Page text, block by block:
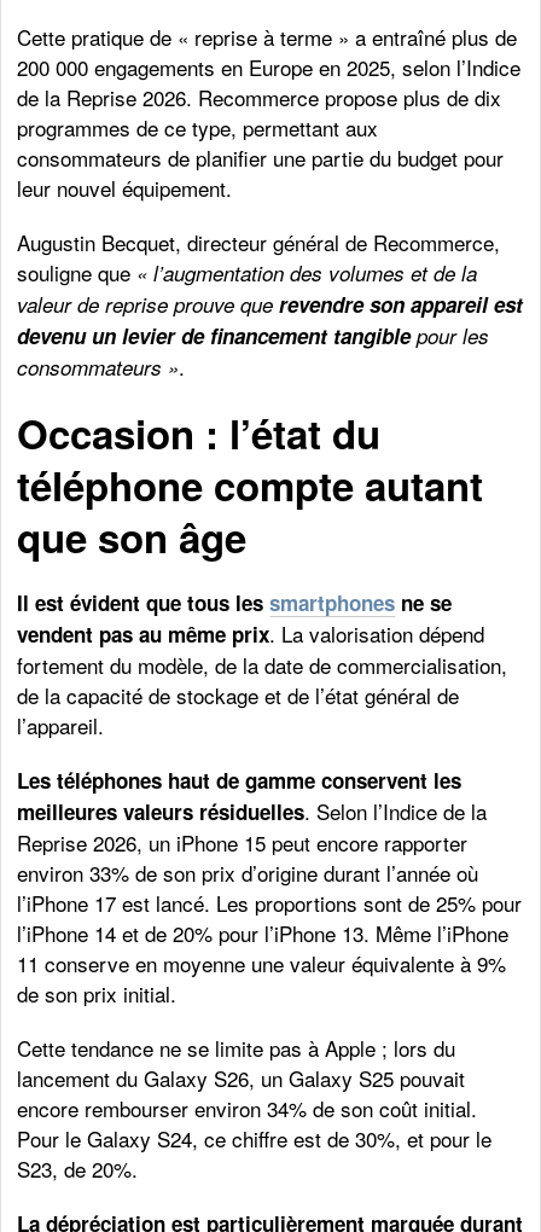
Cette pratique de « reprise à terme » a entraîné plus de
200 000 engagements en Europe en 2025, selon l’Indice
de la Reprise 2026. Recommerce propose plus de dix
programmes de ce type, permettant aux
consommateurs de planifier une partie du budget pour
leur nouvel équipement.
Augustin Becquet, directeur général de Recommerce,
souligne que « l’augmentation des volumes et de la
valeur de reprise prouve querevendre son appareil est
devenu un levier de financement tangiblepour les
consommateurs ».
Occasion : l’état du
téléphone compte autant
que son âge
Il est évident que tous lessmartphones ne se
vendent pas au même prix. La valorisation dépend
fortement du modèle, de la date de commercialisation,
de la capacité de stockage et de l’état général de
l’appareil.
Les téléphones haut de gamme conservent les
meilleures valeurs résiduelles. Selon l’Indice de la
Reprise 2026, un iPhone 15 peut encore rapporter
environ 33% de son prix d’origine durant l’année où
l’iPhone 17 est lancé. Les proportions sont de 25% pour
l’iPhone 14 et de 20% pour l’iPhone 13. Même l’iPhone
11 conserve en moyenne une valeur équivalente à 9%
de son prix initial.
Cette tendance ne se limite pas à Apple ; lors du
lancement du Galaxy S26, un Galaxy S25 pouvait
encore rembourser environ 34% de son coût initial.
Pour le Galaxy S24, ce chiffre est de 30%, et pour le
S23, de 20%.
La dépréciation est particulièrement marquée durant